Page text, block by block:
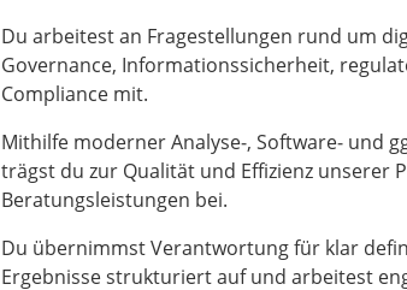
Du arbeitest an Fragestellungen rund um
Governance, Informationssicherheit,
Compliance mit.
Mithilfe moderner Analyse‑, Software‑ und
trägst du zur Qualität und Effizienz unserer
Beratungsleistungen bei.
Du übernimmst Verantwortung für klar
Ergebnisse strukturiert auf und arbeitest